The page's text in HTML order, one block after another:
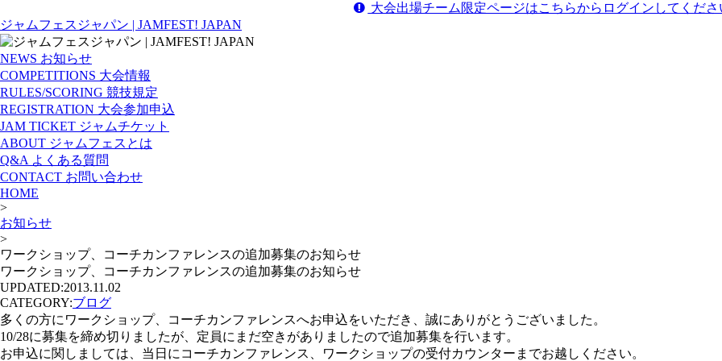
大会出場チーム限定ページはこちらからログインしてくださ
ジャムフェスジャパン | JAMFEST! JAPAN
NEWS お知らせ
COMPETITIONS 大会情報
RULES/SCORING 競技規定
REGISTRATION 大会参加申込
JAM TICKET ジャムチケット
ABOUT ジャムフェスとは
Q&A よくある質問
CONTACT お問い合わせ
HOME
>
お知らせ
>
ワークショップ、コーチカンファレンスの追加募集のお知らせ
ワークショップ、コーチカンファレンスの追加募集のお知らせ
UPDATED:2013.11.02
CATEGORY:ブログ
多くの方にワークショップ、コーチカンファレンスへお申込をいただき、誠にありがとうございました。
10/28に募集を締め切りましたが、定員にまだ空きがありましたので追加募集を行います。
お申込に関しましては、当日にコーチカンファレンス、ワークショップの受付カウンターまでお越しください。